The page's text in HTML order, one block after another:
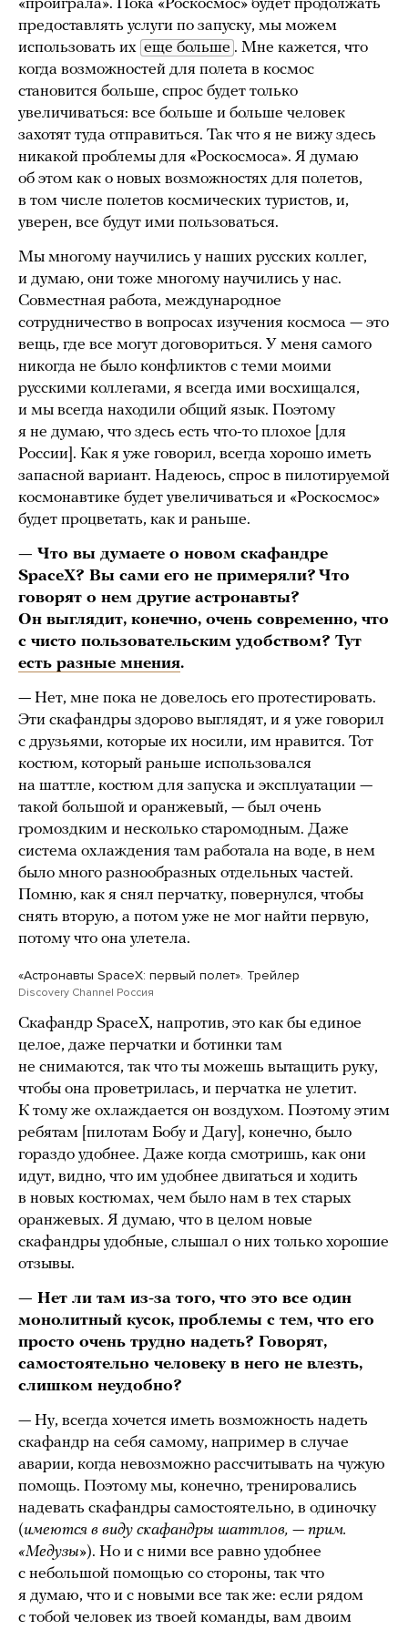
«проиграла». Пока «Роскосмос» будет продолжать
предоставлять услуги по запуску, мы можем
использовать их еще больше . Мне кажется, что
когда возможностей для полета в космос
становится больше, спрос будет только
увеличиваться: все больше и больше человек
захотят туда отправиться. Так что я не вижу здесь
никакой проблемы для «Роскосмоса». Я думаю
об этом как о новых возможностях для полетов,
в том числе полетов космических туристов, и,
уверен, все будут ими пользоваться.
Мы многому научились у наших русских коллег,
и думаю, они тоже многому научились у нас.
Совместная работа, международное
сотрудничество в вопросах изучения космоса — это
вещь, где все могут договориться. У меня самого
никогда не было конфликтов с теми моими
русскими коллегами, я всегда ими восхищался,
и мы всегда находили общий язык. Поэтому
я не думаю, что здесь есть что-то плохое [для
России]. Как я уже говорил, всегда хорошо иметь
запасной вариант. Надеюсь, спрос в пилотируемой
космонавтике будет увеличиваться и «Роскосмос»
будет процветать, как и раньше.
— Что вы думаете о новом скафандре
SpaceX? Вы сами его не примеряли? Что
говорят о нем другие астронавты?
Он выглядит, конечно, очень современно, что
с чисто пользовательским удобством? Тут
есть разные мнения.
— Нет, мне пока не довелось его протестировать.
Эти скафандры здорово выглядят, и я уже говорил
с друзьями, которые их носили, им нравится. Тот
костюм, который раньше использовался
на шаттле, костюм для запуска и эксплуатации —
такой большой и оранжевый, — был очень
громоздким и несколько старомодным. Даже
система охлаждения там работала на воде, в нем
было много разнообразных отдельных частей.
Помню, как я снял перчатку, повернулся, чтобы
снять вторую, а потом уже не мог найти первую,
потому что она улетела.
«Астронавты SpaceX: первый полет». Трейлер
Discovery Channel Россия
Скафандр SpaceX, напротив, это как бы единое
целое, даже перчатки и ботинки там
не снимаются, так что ты можешь вытащить руку,
чтобы она проветрилась, и перчатка не улетит.
К тому же охлаждается он воздухом. Поэтому этим
ребятам [пилотам Бобу и Дагу], конечно, было
гораздо удобнее. Даже когда смотришь, как они
идут, видно, что им удобнее двигаться и ходить
в новых костюмах, чем было нам в тех старых
оранжевых. Я думаю, что в целом новые
скафандры удобные, слышал о них только хорошие
отзывы.
— Нет ли там из-за того, что это все один
монолитный кусок, проблемы с тем, что его
просто очень трудно надеть? Говорят,
самостоятельно человеку в него не влезть,
слишком неудобно?
— Ну, всегда хочется иметь возможность надеть
скафандр на себя самому, например в случае
аварии, когда невозможно рассчитывать на чужую
помощь. Поэтому мы, конечно, тренировались
надевать скафандры самостоятельно, в одиночку
(имеются в виду скафандры шаттлов, — прим.
«Медузы»). Но и с ними все равно удобнее
с небольшой помощью со стороны, так что
я думаю, что и с новыми все так же: если рядом
с тобой человек из твоей команды, вам двоим